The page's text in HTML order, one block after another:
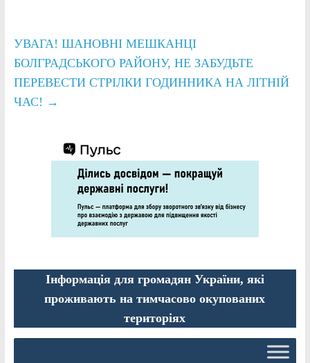
УВАГА! ШАНОВНІ МЕШКАНЦІ
БОЛГРАДСЬКОГО РАЙОНУ, НЕ ЗАБУДЬТЕ
ПЕРЕВЕСТИ СТРІЛКИ ГОДИННИКА НА ЛІТНІЙ
ЧАС! →
Інформація для громадян України, які
проживають на тимчасово окупованих
територіях